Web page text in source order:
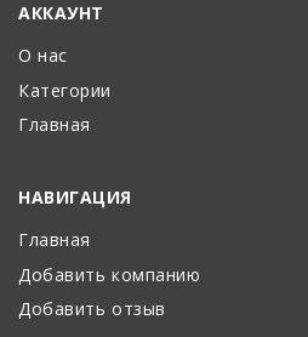
АККАУНТ
О нас
Категории
Главная
НАВИГАЦИЯ
Главная
Добавить компанию
Добавить отзыв